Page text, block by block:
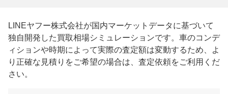
LINEヤフー株式会社が国内マーケットデータに基づいて
独自開発した買取相場シミュレーションです。車のコンデ
ィションや時期によって実際の査定額は変動するため、よ
り正確な見積りをご希望の場合は、査定依頼をご利用くだ
さい。